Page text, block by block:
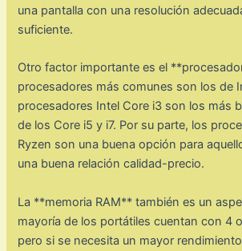
una pantalla con una resolución
suficiente.
Otro factor importante es el
procesadores más comunes son los de
procesadores Intel Core i3 son los más
de los Core i5 y i7. Por su parte, los
Ryzen son una buena opción para
una buena relación calidad-precio.
La **memoria RAM** también es un
mayoría de los portátiles cuentan con 4
pero si se necesita un mayor